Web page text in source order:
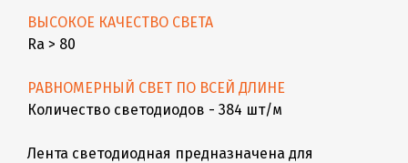
ВЫСОКОЕ КАЧЕСТВО СВЕТА
Ra > 80
РАВНОМЕРНЫЙ СВЕТ ПО ВСЕЙ ДЛИНЕ
Количество светодиодов - 384 шт/м
Лента светодиодная предназначена для